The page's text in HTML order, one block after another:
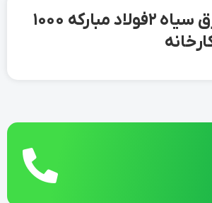
آشنایی با ورق سیاه 2 فولاد مبارکه 1000